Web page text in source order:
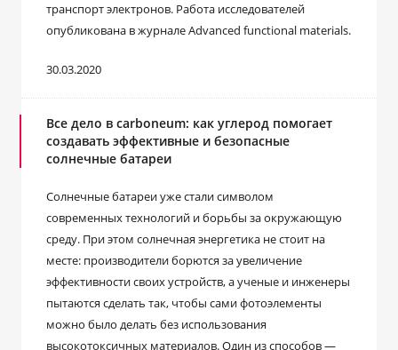
транспорт электронов. Работа исследователей
опубликована в журнале Advanced functional materials.
30.03.2020
Все дело в carboneum: как углерод помогает
создавать эффективные и безопасные
солнечные батареи
Солнечные батареи уже стали символом
современных технологий и борьбы за окружающую
среду. При этом солнечная энергетика не стоит на
месте: производители борются за увеличение
эффективности своих устройств, а ученые и инженеры
пытаются сделать так, чтобы сами фотоэлементы
можно было делать без использования
высокотоксичных материалов. Один из способов —